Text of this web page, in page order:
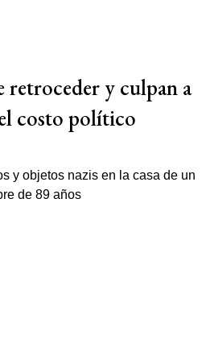
y culpan a
costo político